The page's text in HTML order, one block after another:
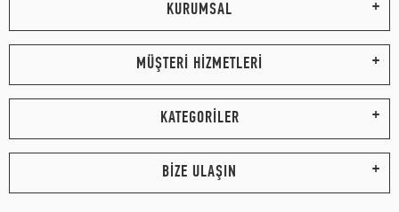
KURUMSAL
MÜŞTERİ HİZMETLERİ
KATEGORİLER
BİZE ULAŞIN